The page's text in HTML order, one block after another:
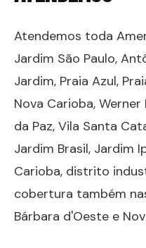
Atendemos toda
Jardim São Paulo,
Jardim, Praia Azul,
Nova Carioba,
da Paz, Vila Santa
Jardim Brasil, Jardim
Carioba, distrito
cobertura também
Bárbara d'Oeste e